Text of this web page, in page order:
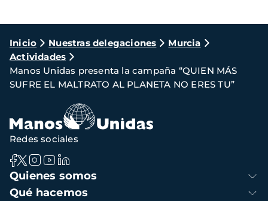
Ruta
de
navegación
Inicio Nuestras delegaciones
Murcia
Actividades
Manos Unidas presenta la campaña “QUIEN MÁS
SUFRE EL MALTRATO AL PLANETA NO ERES TU”
Navegación
principal
Quienes somos
Qué hacemos
Redes sociales